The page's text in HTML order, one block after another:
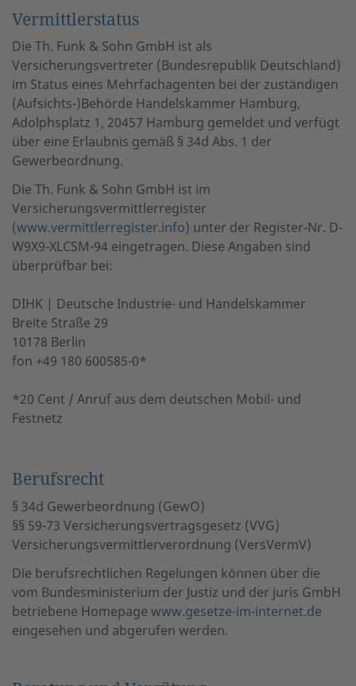
Vermittlerstatus
Die Th. Funk & Sohn GmbH ist als
Versicherungsvertreter (Bundesrepublik Deutschland)
im Status eines Mehrfachagenten bei der zuständigen
(Aufsichts-)Behörde Handelskammer Hamburg,
Adolphsplatz 1, 20457 Hamburg gemeldet und verfügt
über eine Erlaubnis gemäß § 34d Abs. 1 der
Gewerbeordnung.
Die Th. Funk & Sohn GmbH ist im
Versicherungsvermittlerregister
(www.vermittlerregister.info) unter der Register-Nr. D-
W9X9-XLCSM-94 eingetragen. Diese Angaben sind
überprüfbar bei:
DIHK | Deutsche Industrie- und Handelskammer
Breite Straße 29
10178 Berlin
fon +49 180 600585-0*
*20 Cent / Anruf aus dem deutschen Mobil- und
Festnetz
Berufsrecht
§ 34d Gewerbeordnung (GewO)
§§ 59-73 Versicherungsvertragsgesetz (VVG)
Versicherungsvermittlerverordnung (VersVermV)
Die berufsrechtlichen Regelungen können über die
vom Bundesministerium der Justiz und der juris GmbH
betriebene Homepage www.gesetze-im-internet.de
eingesehen und abgerufen werden.